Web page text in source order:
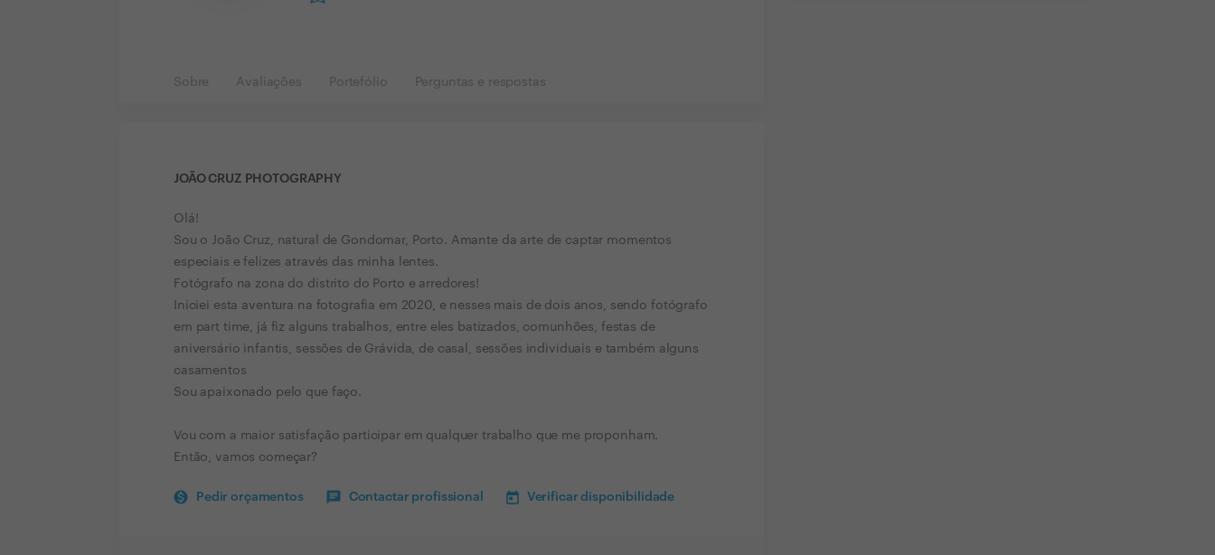
Sobre Avaliações Portefólio Perguntas e respostas
JOÃO CRUZ PHOTOGRAPHY
Olá!
Sou o João Cruz, natural de Gondomar, Porto. Amante da arte de captar momentos
especiais e felizes através das minha lentes.
Fotógrafo na zona do distrito do Porto e arredores!
Iniciei esta aventura na fotografia em 2020, e nesses mais de dois anos, sendo fotógrafo
em part time, já fiz alguns trabalhos, entre eles batizados, comunhões, festas de
aniversário infantis, sessões de Grávida, de casal, sessões individuais e também alguns
casamentos
Sou apaixonado pelo que faço.
Vou com a maior satisfação participar em qualquer trabalho que me proponham.
Então, vamos começar?
Pedir orçamentos Contactar profissional Verificar disponibilidade